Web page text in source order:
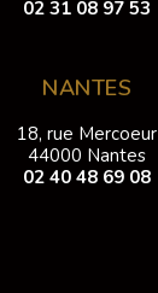
02 31 08 97 53
NANTES
18, rue Mercoeur
44000 Nantes
02 40 48 69 08